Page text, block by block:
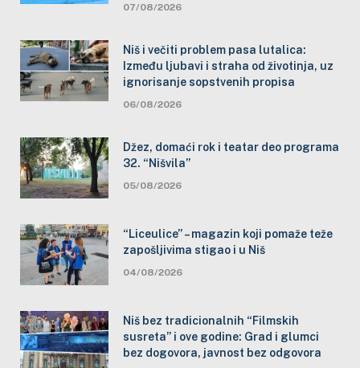
07/08/2026
Niš i večiti problem pasa lutalica:
Između ljubavi i straha od životinja, uz
ignorisanje sopstvenih propisa
06/08/2026
Džez, domaći rok i teatar deo programa
32. “Nišvila”
05/08/2026
“Liceulice” – magazin koji pomaže teže
zapošljivima stigao i u Niš
04/08/2026
Niš bez tradicionalnih “Filmskih
susreta” i ove godine: Grad i glumci
bez dogovora, javnost bez odgovora